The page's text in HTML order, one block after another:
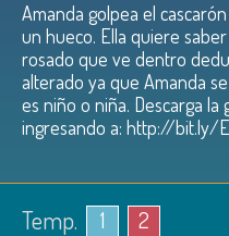
Amanda golpea el
un hueco. Ella quiere
rosado que ve dentro
alterado ya que Amanda
es niño o niña. Descarga
ingresando a: http://bit.ly/
Temp. 1 2